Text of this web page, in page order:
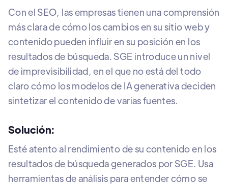
Con el SEO, las empresas tienen una comprensión
más clara de cómo los cambios en su sitio web y
contenido pueden influir en su posición en los
resultados de búsqueda. SGE introduce un nivel
de imprevisibilidad, en el que no está del todo
claro cómo los modelos de IA generativa deciden
sintetizar el contenido de varias fuentes.
Solución:
Esté atento al rendimiento de su contenido en los
resultados de búsqueda generados por SGE. Usa
herramientas de análisis para entender cómo se